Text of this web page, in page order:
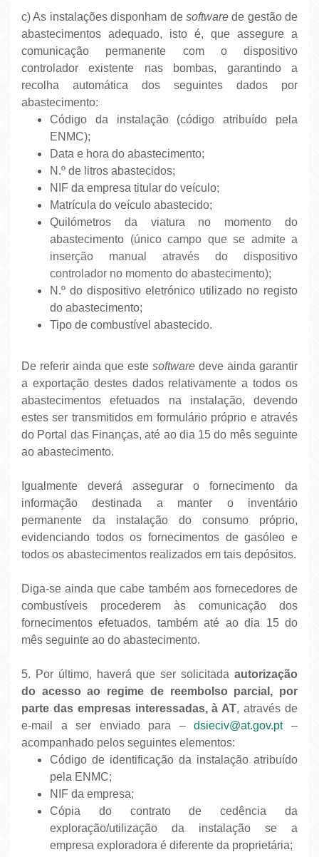
c) As instalações disponham de softwarede gestão de
abastecimentos adequado, isto é, que assegure a
comunicação permanente com o dispositivo
controlador existente nas bombas, garantindo a
recolha automática dos seguintes dados por
abastecimento:
Código da instalação (código atribuído pela
ENMC);
Data e hora do abastecimento;
N.º de litros abastecidos;
NIF da empresa titular do veículo;
Matrícula do veículo abastecido;
Quilómetros da viatura no momento do
abastecimento (único campo que se admite a
inserção manual através do dispositivo
controlador no momento do abastecimento);
N.º do dispositivo eletrónico utilizado no registo
do abastecimento;
Tipo de combustível abastecido.
De referir ainda que este software deve ainda garantir
a exportação destes dados relativamente a todos os
abastecimentos efetuados na instalação, devendo
estes ser transmitidos em formulário próprio e através
do Portal das Finanças, até ao dia 15 do mês seguinte
ao abastecimento.
Igualmente deverá assegurar o fornecimento da
informação destinada a manter o inventário
permanente da instalação do consumo próprio,
evidenciando todos os fornecimentos de gasóleo e
todos os abastecimentos realizados em tais depósitos.
Diga-se ainda que cabe também aos fornecedores de
combustíveis procederem às comunicação dos
fornecimentos efetuados, também até ao dia 15 do
mês seguinte ao do abastecimento.
5. Por último, haverá que ser solicitada autorização
do acesso ao regime de reembolso parcial, por
parte das empresas interessadas, à AT, através de
e-mail a ser enviado para –dsieciv@at.gov.pt–
acompanhado pelos seguintes elementos:
Código de identificação da instalação atribuído
pela ENMC;
NIF da empresa;
Cópia do contrato de cedência da
exploração/utilização da instalação se a
empresa exploradora é diferente da proprietária;